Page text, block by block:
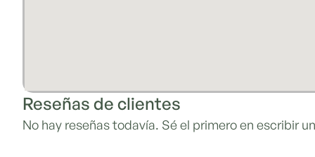
Reseñas de clientes
No hay reseñas todavía. Sé el primero en escribir